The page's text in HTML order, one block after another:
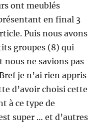
ont meublés
en final 3
Puis nous avons
groupes (8) qui
ne savions pas
je n’ai rien appris
d’avoir choisi cette
à ce type de
super … et d’autres